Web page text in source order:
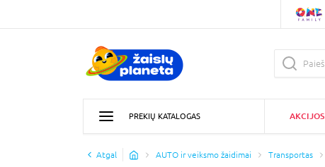
PREKIŲ KATALOGAS AKCIJOS
Atgal AUTO ir veiksmo žaidimai Transportas